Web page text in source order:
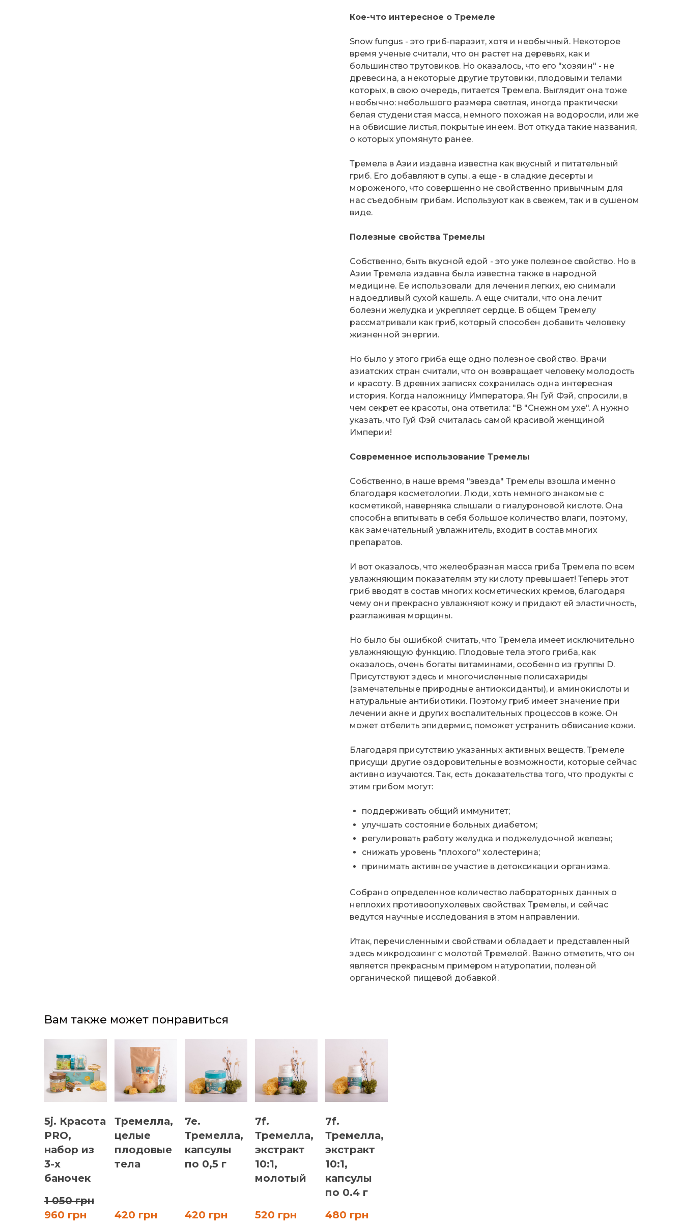
Кое-что интересное о Тремеле
Snow fungus - это гриб-паразит, хотя и необычный. Некоторое
время ученые считали, что он растет на деревьях, как и
большинство трутовиков. Но оказалось, что его "хозяин" - не
древесина, а некоторые другие трутовики, плодовыми телами
которых, в свою очередь, питается Тремела. Выглядит она тоже
необычно: небольшого размера светлая, иногда практически
белая студенистая масса, немного похожая на водоросли, или же
на обвисшие листья, покрытые инеем. Вот откуда такие названия,
о которых упомянуто ранее.
Тремела в Азии издавна известна как вкусный и питательный
гриб. Его добавляют в супы, а еще - в сладкие десерты и
мороженого, что совершенно не свойственно привычным для
нас съедобным грибам. Используют как в свежем, так и в сушеном
виде.
Полезные свойства Тремелы
Собственно, быть вкусной едой - это уже полезное свойство. Но в
Азии Тремела издавна была известна также в народной
медицине. Ее использовали для лечения легких, ею снимали
надоедливый сухой кашель. А еще считали, что она лечит
болезни желудка и укрепляет сердце. В общем Тремелу
рассматривали как гриб, который способен добавить человеку
жизненной энергии.
Но было у этого гриба еще одно полезное свойство. Врачи
азиатских стран считали, что он возвращает человеку молодость
и красоту. В древних записях сохранилась одна интересная
история. Когда наложницу Императора, Ян Гуй Фэй, спросили, в
чем секрет ее красоты, она ответила: "В "Снежном ухе". А нужно
указать, что Гуй Фэй считалась самой красивой женщиной
Империи!
Современное использование Тремелы
Собственно, в наше время "звезда" Тремелы взошла именно
благодаря косметологии. Люди, хоть немного знакомые с
косметикой, наверняка слышали о гиалуроновой кислоте. Она
способна впитывать в себя большое количество влаги, поэтому,
как замечательный увлажнитель, входит в состав многих
препаратов.
И вот оказалось, что желеобразная масса гриба Тремела по всем
увлажняющим показателям эту кислоту превышает! Теперь этот
гриб вводят в состав многих косметических кремов, благодаря
чему они прекрасно увлажняют кожу и придают ей эластичность,
разглаживая морщины.
Но было бы ошибкой считать, что Тремела имеет исключительно
увлажняющую функцию. Плодовые тела этого гриба, как
оказалось, очень богаты витаминами, особенно из группы D.
Присутствуют здесь и многочисленные полисахариды
(замечательные природные антиоксиданты), и аминокислоты и
натуральные антибиотики. Поэтому гриб имеет значение при
лечении акне и других воспалительных процессов в коже. Он
может отбелить эпидермис, поможет устранить обвисание кожи.
Благодаря присутствию указанных активных веществ, Тремеле
присущи другие оздоровительные возможности, которые сейчас
активно изучаются. Так, есть доказательства того, что продукты с
этим грибом могут:
поддерживать общий иммунитет;
улучшать состояние больных диабетом;
регулировать работу желудка и поджелудочной железы;
снижать уровень "плохого" холестерина;
принимать активное участие в детоксикации организма.
Собрано определенное количество лабораторных данных о
неплохих противоопухолевых свойствах Тремелы, и сейчас
ведутся научные исследования в этом направлении.
Итак, перечисленными свойствами обладает и представленный
здесь микродозинг с молотой Тремелой. Важно отметить, что он
является прекрасным примером натуропатии, полезной
органической пищевой добавкой.
Вам также может понравиться
5j. Красота
PRO,
набор из
3-х
баночек
1 050 грн
960 грн
Тремелла,
целые
плодовые
тела
420 грн
7e.
Тремелла,
капсулы
по 0,5 г
420 грн
7f.
Тремелла,
экстракт
10:1,
молотый
520 грн
7f.
Тремелла,
экстракт
10:1,
капсулы
по 0.4 г
480 грн